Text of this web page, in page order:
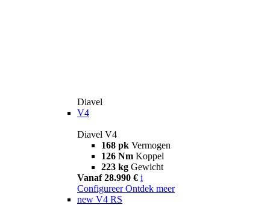
Diavel
V4
Diavel V4
168 pk Vermogen
126 Nm Koppel
223 kg Gewicht
Vanaf 28.990 € i
Configureer Ontdek meer
new V4 RS